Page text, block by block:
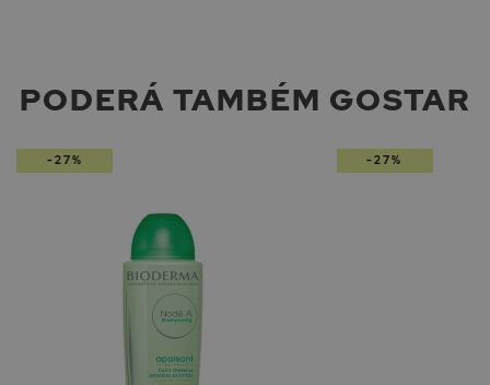
PODERÁ TAMBÉM GOSTAR
-27% -27%